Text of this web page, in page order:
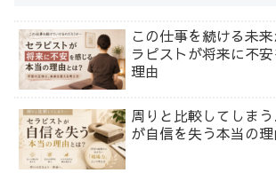
この仕事を続ける未
ラピストが将来に不
理由
周りと比較してしま
が自信を失う本当の